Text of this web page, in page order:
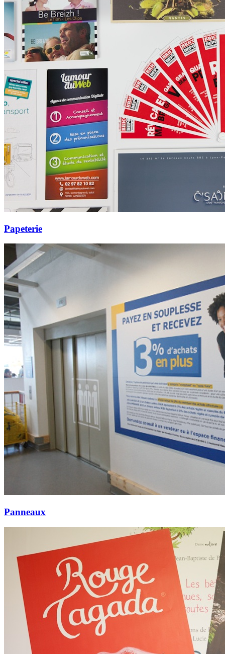
Papeterie
Panneaux